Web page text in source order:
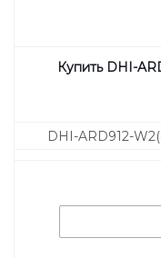
Купить DHI-
DHI-ARD912-